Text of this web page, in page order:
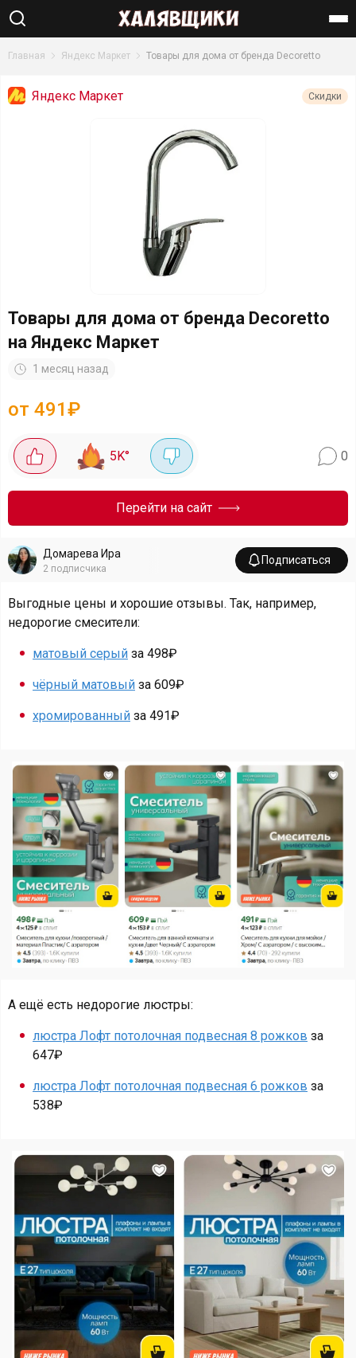
Найти
Главная Яндекс Маркет Товары для дома от бренда Decoretto
Яндекс Маркет Скидки
Товары для дома от бренда Decoretto
на Яндекс Маркет
1 месяц назад
от 491₽
5K° 0
Перейти на сайт
Домарева Ира
2 подписчика
Подписаться
Выгодные цены и хорошие отзывы. Так, например,
недорогие смесители:
матовый серый за 498₽
чёрный матовый за 609₽
хромированный за 491₽
А ещё есть недорогие люстры:
люстра Лофт потолочная подвесная 8 рожков за
647₽
люстра Лофт потолочная подвесная 6 рожков за
538₽